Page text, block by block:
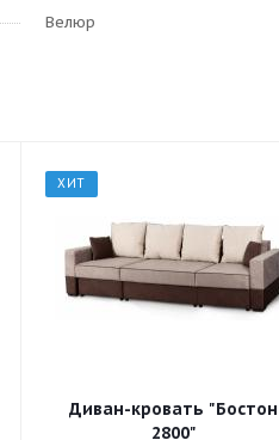
Велюр
ХИТ
Диван-кровать "Бостон
2800"